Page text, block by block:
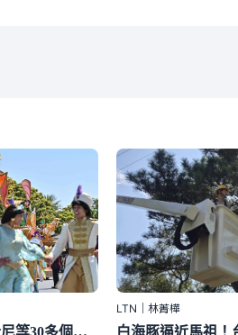
到日本旅遊注意了！迪士尼等30多個主題樂園「因1事」漲價
LTN｜林菁樺